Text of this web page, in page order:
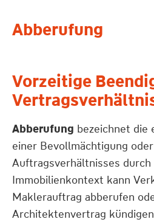
Abberufung
Vorzeitige
Abberufung bezeichnet die
einer Bevollmächtigung
Auftragsverhältnisses
Immobilienkontext kann
Maklerauftrag abberufen
Architektenvertrag